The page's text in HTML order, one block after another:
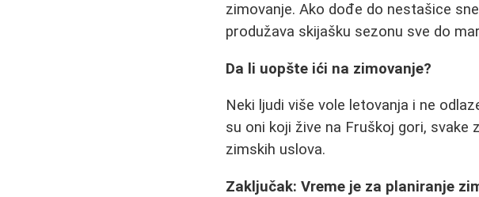
zimovanje. Ako dođe do nestašice
produžava skijašku sezonu sve do
Da li uopšte ići na zimovanje?
Neki ljudi više vole letovanja i ne
su oni koji žive na Fruškoj gori, svake
zimskih uslova.
Zaključak: Vreme je za planiranje